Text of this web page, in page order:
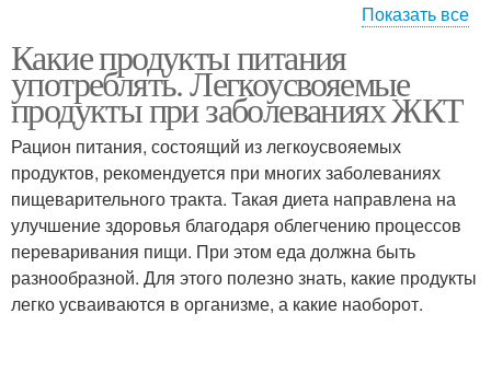
Продукты для женщин
Продукты для
ежедневного
употребления
Продукты для
здорового питания
Продукты для органов
Полезный продукт Разрешенные продукты
Показать все
Какие продукты питания
употреблять. Легкоусвояемые
продукты при заболеваниях ЖКТ
Рацион питания, состоящий из легкоусвояемых
продуктов, рекомендуется при многих заболеваниях
пищеварительного тракта. Такая диета направлена на
улучшение здоровья благодаря облегчению процессов
переваривания пищи. При этом еда должна быть
разнообразной. Для этого полезно знать, какие продукты
легко усваиваются в организме, а какие наоборот.